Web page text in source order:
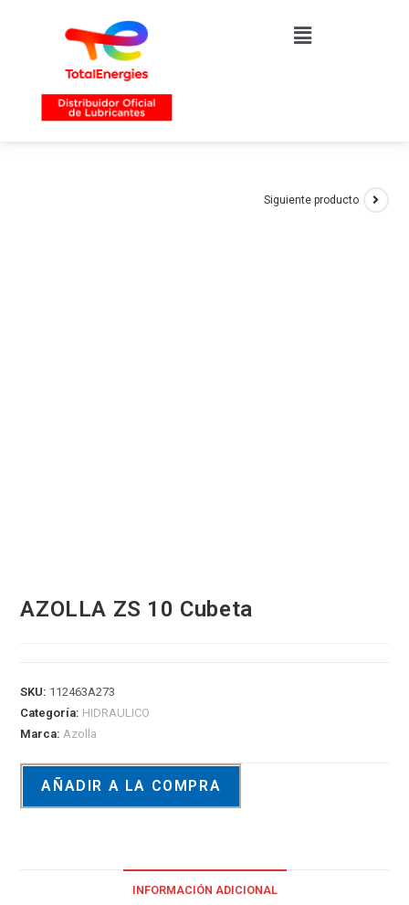
Siguiente producto
AZOLLA ZS 10 Cubeta
SKU: 112463A273
Categoría: HIDRAULICO
Marca:Azolla
AÑADIR A LA COMPRA
INFORMACIÓN ADICIONAL